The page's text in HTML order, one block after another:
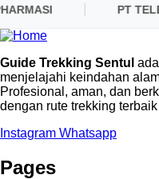
PT
Guide Trekking Sentul
menjelajahi keindahan
Profesional, aman, dan
dengan rute trekking
Instagram Whatsapp
Pages